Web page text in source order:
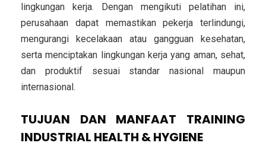
lingkungan kerja. Dengan mengikuti pelatihan ini,
perusahaan dapat memastikan pekerja terlindungi,
mengurangi kecelakaan atau gangguan kesehatan,
serta menciptakan lingkungan kerja yang aman, sehat,
dan produktif sesuai standar nasional maupun
internasional.
TUJUAN DAN MANFAAT TRAINING
INDUSTRIAL HEALTH & HYGIENE